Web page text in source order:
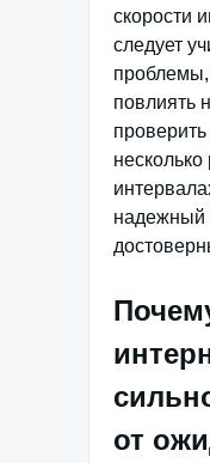
скорости
следует
проблемы,
повлиять
проверить
надежный
от